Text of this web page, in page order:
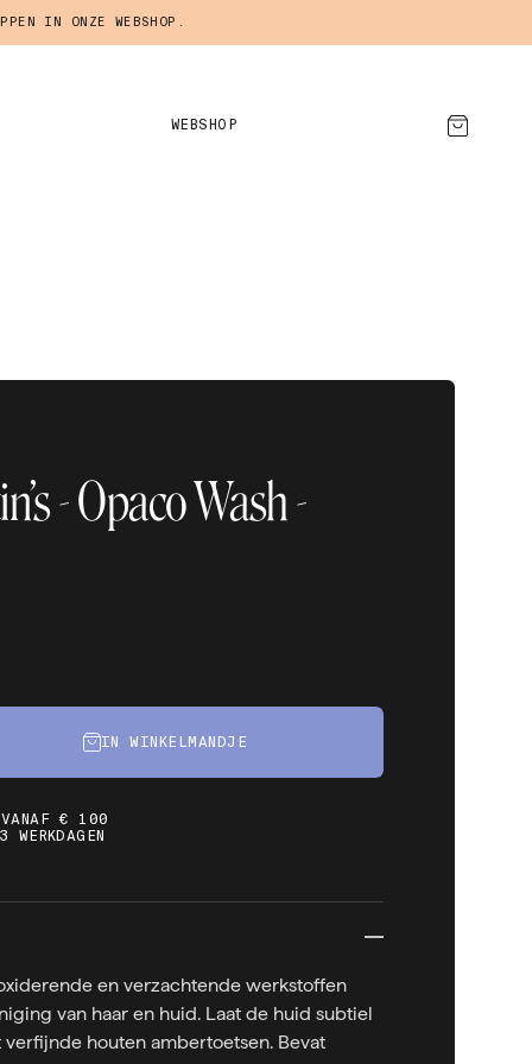
IN ONZE WEBSHOP.
WEBSHOP
- Opaco Wash -
IN WINKELMANDJE
€ 100
en verzachtende werkstoffen
van haar en huid. Laat de huid subtiel
houten ambertoetsen. Bevat